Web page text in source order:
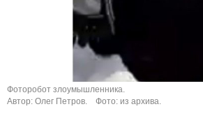
Фоторобот злоумышленника.
Автор: Олег Петров.
Фото: из архива.